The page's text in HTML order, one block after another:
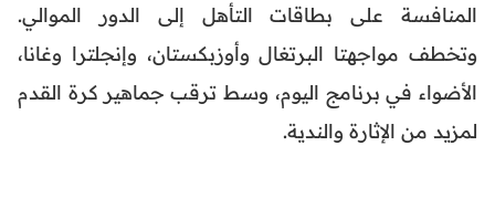
المنافسة على بطاقات التأهل إلى الدور الموالي.
وتخطف مواجهتا البرتغال وأوزبكستان، وإنجلترا وغانا،
الأضواء في برنامج اليوم، وسط ترقب جماهير كرة القدم
لمزيد من الإثارة والندية.